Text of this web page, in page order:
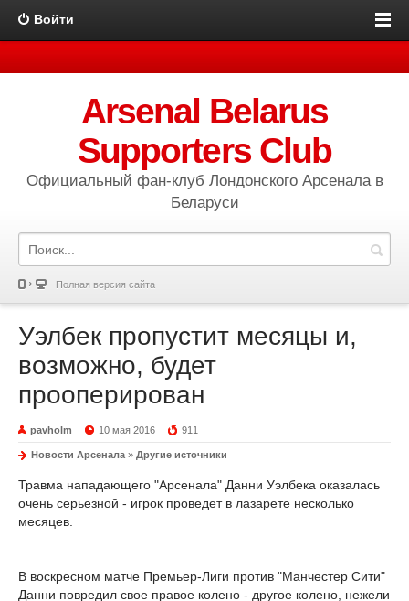
Войти
Arsenal Belarus
Supporters Club
Официальный фан-клуб Лондонского Арсенала в
Беларуси
Полная версия сайта
Уэлбек пропустит месяцы и,
возможно, будет
прооперирован
pavholm 10 мая 2016 911
Новости Арсенала » Другие источники
Травма нападающего "Арсенала" Данни Уэлбека оказалась
очень серьезной - игрок проведет в лазарете несколько
месяцев.
В воскресном матче Премьер-Лиги против "Манчестер Сити"
Данни повредил свое правое колено - другое колено, нежели